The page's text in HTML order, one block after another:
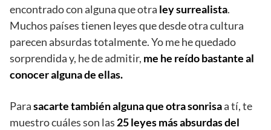
encontrado con alguna que otra ley surrealista.
Muchos países tienen leyes que desde otra cultura
parecen absurdas totalmente. Yo me he quedado
sorprendida y, he de admitir, me he reído bastante al
conocer alguna de ellas.
Parasacarte también alguna que otra sonrisaa tí, te
muestro cuáles son las 25 leyes más absurdas del